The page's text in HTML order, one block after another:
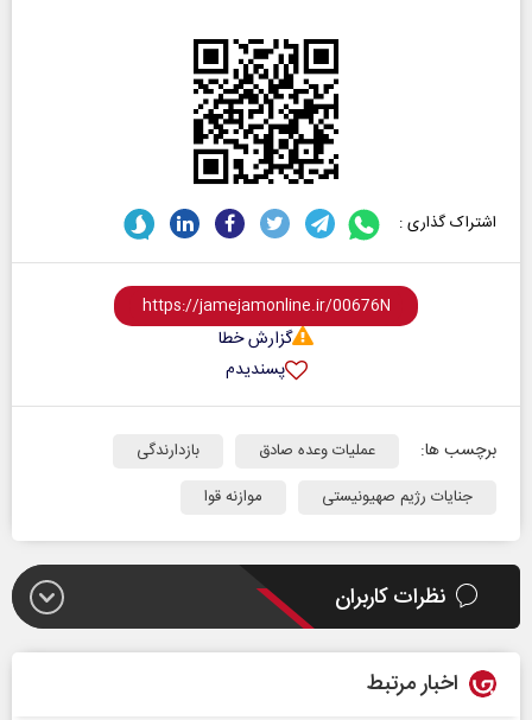
اشتراک گذاری :
گزارش خطا
پسندیدم
برچسب ها: عملیات وعده صادق
بازدارندگی
جنایات رژیم صهیونیستی
موازنه قوا
نظرات کاربران
اخبار مرتبط